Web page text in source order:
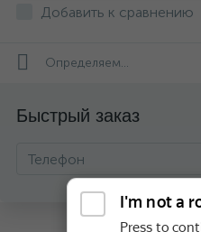
Добавить к сравнению
Определяем...
Быстрый заказ